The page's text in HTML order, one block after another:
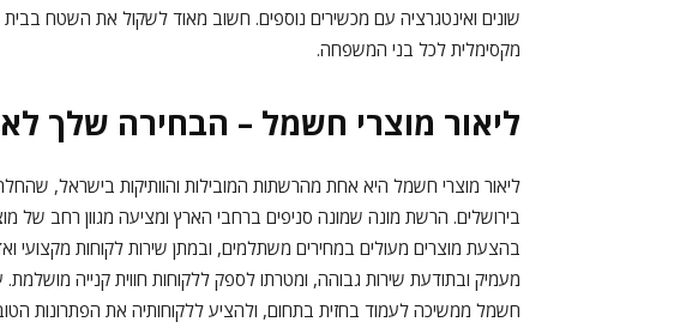
שונים ואינטגרציה עם מכשירים נוספים. חשוב מאוד לשקול את השטח בבית
מקסימלית לכל בני המשפחה.
ליאור מוצרי חשמל – הבחירה שלך
בירושלים. הרשת מונה שמונה סניפים ברחבי הארץ ומציעה מגוון רחב של
בהצעת מוצרים מעולים במחירים משתלמים, ובמתן שירות לקוחות מקצועי
מעמיק ובתודעת שירות גבוהה, ומטרתו לספק ללקוחות חווית קנייה מושלמת.
חשמל ממשיכה לעמוד בחזית בתחום, ולהציע ללקוחותיה את הפתרונות